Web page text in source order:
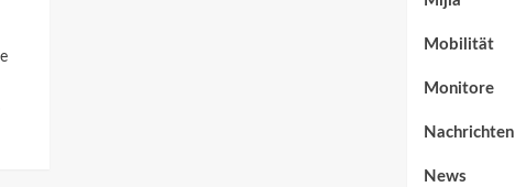
Mobilität
Monitore
Nachrichten
News